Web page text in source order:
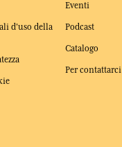
d'uso della
Eventi
Podcast
Catalogo
Per contattarci